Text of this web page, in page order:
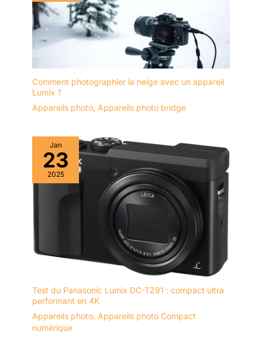
Comment photographier la neige avec un appareil
Lumix ?
Appareils photo, Appareils photo bridge
Jan
23
2025
Test du Panasonic Lumix DC-TZ91 : compact ultra
performant en 4K
Appareils photo, Appareils photo Compact
numérique